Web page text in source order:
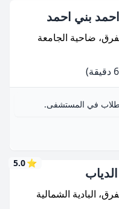
بني احمد
ضاحية الجامعة
في المستشفى.
⭐
5.0
البادية الشمالية